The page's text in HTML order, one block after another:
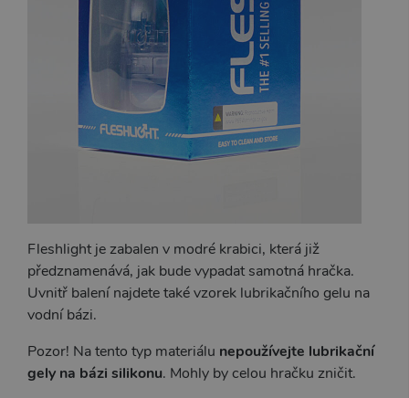
Fleshlight je zabalen v modré krabici, která již
předznamenává, jak bude vypadat samotná hračka.
Uvnitř balení najdete také vzorek lubrikačního gelu na
vodní bázi.
Pozor! Na tento typ materiálu nepoužívejte lubrikační
gely na bázi silikonu. Mohly by celou hračku zničit.